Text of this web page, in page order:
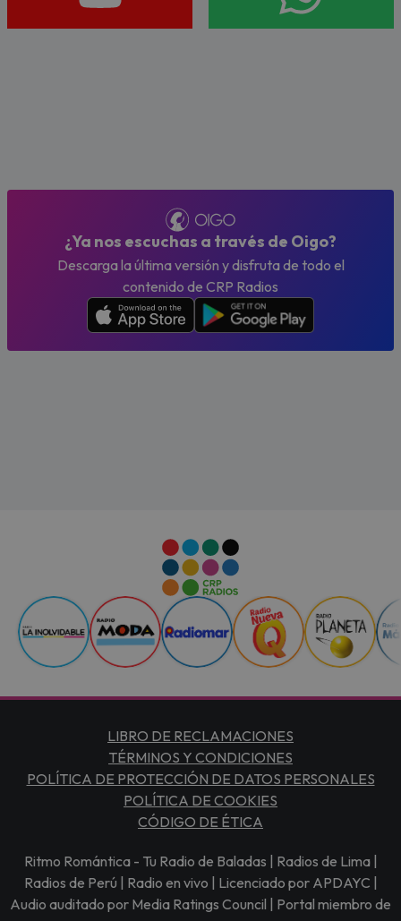
¿Ya nos escuchas a través de Oigo?
Descarga la última versión y disfruta de todo el
contenido de CRP Radios
LIBRO DE RECLAMACIONES
TÉRMINOS Y CONDICIONES
POLÍTICA DE PROTECCIÓN DE DATOS PERSONALES
POLÍTICA DE COOKIES
CÓDIGO DE ÉTICA
Ritmo Romántica - Tu Radio de Baladas | Radios de Lima |
Radios de Perú | Radio en vivo | Licenciado por APDAYC |
Audio auditado por Media Ratings Council | Portal miembro de